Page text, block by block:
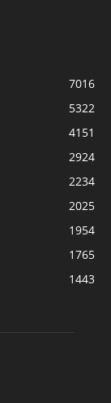
7016
5322
4151
2924
2234
2025
1954
1765
1443